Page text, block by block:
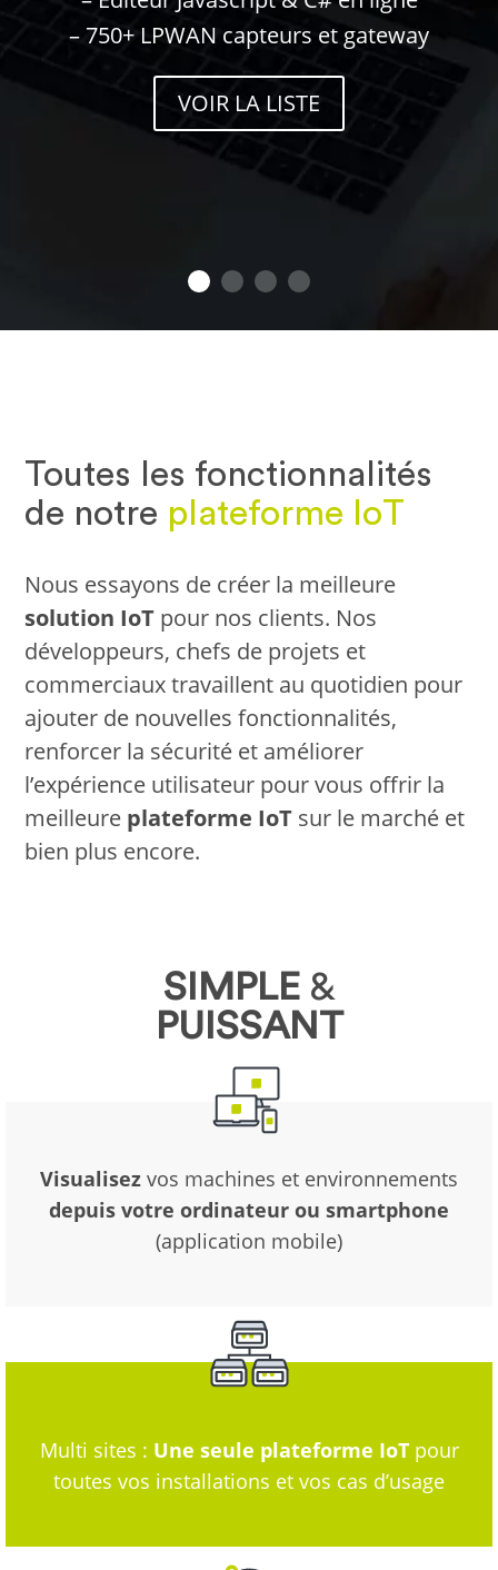
– 750+ LPWAN capteurs et gateway
VOIR LA LISTE
Toutes les fonctionnalités
de notre plateforme IoT
Nous essayons de créer la meilleure
solution IoT pour nos clients. Nos
développeurs, chefs de projets et
commerciaux travaillent au quotidien pour
ajouter de nouvelles fonctionnalités,
renforcer la sécurité et améliorer
l’expérience utilisateur pour vous offrir la
meilleure plateforme IoT sur le marché et
bien plus encore.
SIMPLE&
PUISSANT
Visualisez vos machines et environnements
depuis votre ordinateur ou smartphone
(application mobile)
Multi sites : Une seule plateforme IoTpour
toutes vos installations et vos cas d’usage